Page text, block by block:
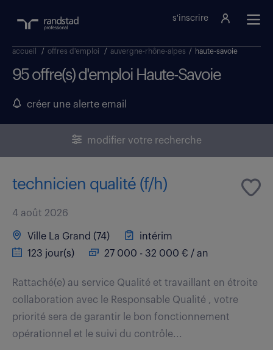
s'inscrire
accueil / offres d'emploi / auvergne-rhône-alpes / haute-savoie
95 offre(s) d'emploi Haute-Savoie
créer une alerte email
modifier votre recherche
technicien qualité (f/h)
4 août 2026
Ville La Grand (74)
intérim
123 jour(s)
27 000 - 32 000 € / an
Rattaché(e) au service Qualité et travaillant en étroite
collaboration avec le Responsable Qualité , votre
priorité sera de garantir le bon fonctionnement
opérationnel et le suivi du contrôle...